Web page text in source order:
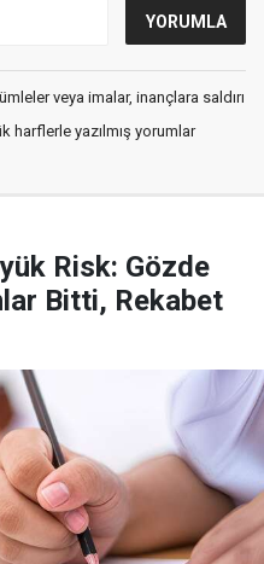
veya imalar, inançlara saldırı
harflerle yazılmış yorumlar
Risk: Gözde
Bitti, Rekabet